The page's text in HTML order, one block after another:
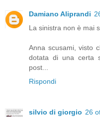
Damiano Aliprandi
La sinistra non è mai
Anna scusami, visto
dotata di una certa
post...
Rispondi
silvio di giorgio 26